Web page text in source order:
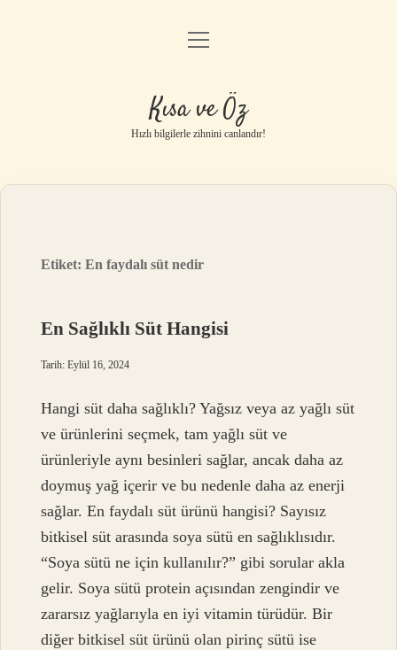
Anasayfa
Gizlilik Politikası
Yasal Uyarı
menüyü
Kısa ve Öz
Hızlı bilgilerle zihnini canlandır!
Etiket:En faydalı süt nedir
En Sağlıklı Süt Hangisi
Tarih: Eylül 16, 2024
Hangi süt daha sağlıklı? Yağsız veya az yağlı süt
ve ürünlerini seçmek, tam yağlı süt ve
ürünleriyle aynı besinleri sağlar, ancak daha az
doymuş yağ içerir ve bu nedenle daha az enerji
sağlar. En faydalı süt ürünü hangisi? Sayısız
bitkisel süt arasında soya sütü en sağlıklısıdır.
“Soya sütü ne için kullanılır?” gibi sorular akla
gelir. Soya sütü protein açısından zengindir ve
zararsız yağlarıyla en iyi vitamin türüdür. Bir
diğer bitkisel süt ürünü olan pirinç sütü ise